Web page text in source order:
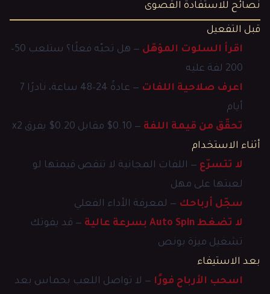
نصائح للاستفادة القصوى
قبل التفعيل
اقرأ السلوت المؤهّل
— هل تحبّه فعلًا؟ ستلعب 50–
200 لفة عليه
اعرف صلاحية اللفات
— عادةً 24–48 ساعة، نادرًا 7
أيام
تحقّق من قيمة اللفة — 0.10$ مقابل 0.20$ يفرق x2
أثناء الاستخدام
لا تتسرّع — اللفات المجانية لا تنقص قيمتها لو
لعبتها على مهل
سجّل أرباحك — لمعرفة الأداء الفعلي
لا تضغط Auto Spin بسرعة عالية
— قد يفوتك
تشغيل ميزة بونص
بعد الاستيفاء
اسحب الأرباح فورًا — لا تواصل اللعب بحماس بعد